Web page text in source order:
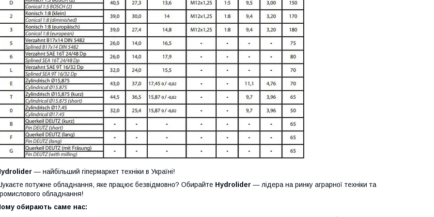
— найбільший гіпермаркет техніки в Україні!
потужне обладнання, яке працює безвідмовно? Обирайте Hydrolider — лідера на ринку аграрної техніки та
обладнання!
обирають саме нас: